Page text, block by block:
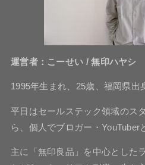
運営者：こーせい / 無印ハヤシ
1995年生まれ、25歳、福岡県出
平日はセールステック領域のス
ら、個人でブロガー・YouTuber
主に「無印良品」を中心とした